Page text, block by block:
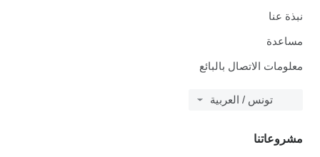
نبذة عنا
مساعدة
معلومات الاتصال بالبائع
تونس / العربية
مشروعاتنا